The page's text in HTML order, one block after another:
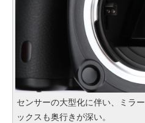
センサーの大型化に伴い、ミラ
ックスも奥行きが深い。